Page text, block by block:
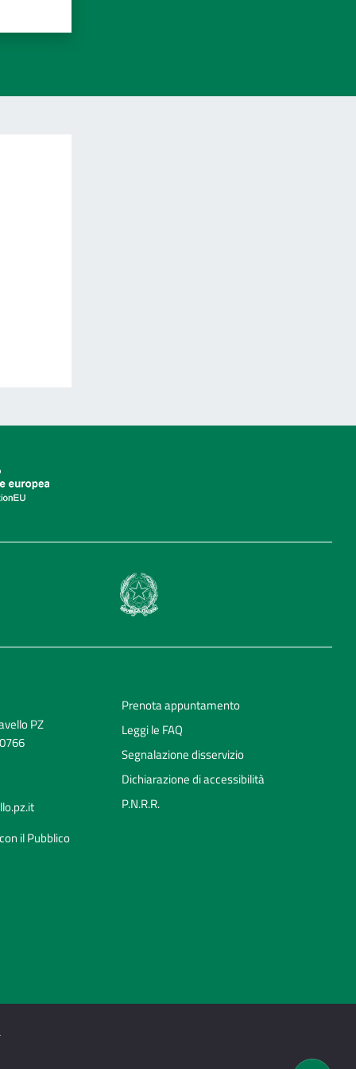
PZ
il Pubblico
Prenota appuntamento
Leggi le FAQ
Segnalazione disservizio
Dichiarazione di accessibilità
P.N.R.R.